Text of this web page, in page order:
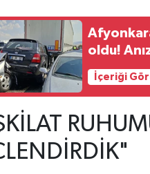
oldu!
İçeriği